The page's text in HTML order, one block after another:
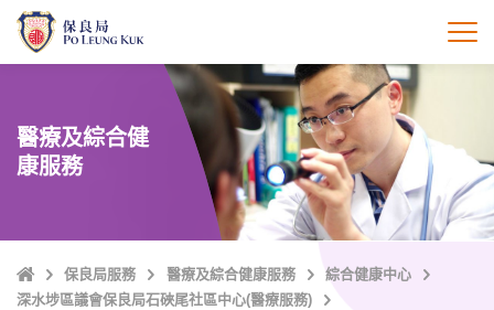
打
醫療及綜合健
康服務
主
頁
保良局服務 醫療及綜合健康服務
綜合健康中心
深水埗區議會保良局石硤尾社區中心(醫療服務)